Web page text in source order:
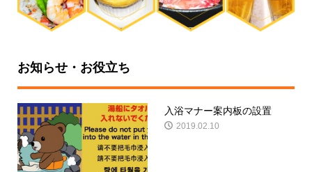
お知らせ・お役立ち
入浴マナー案内板の設置
2019.02.10